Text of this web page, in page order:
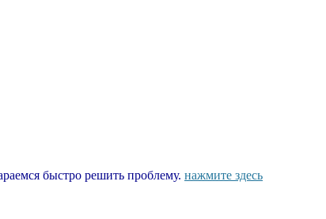
быстро решить проблему. нажмите здесь